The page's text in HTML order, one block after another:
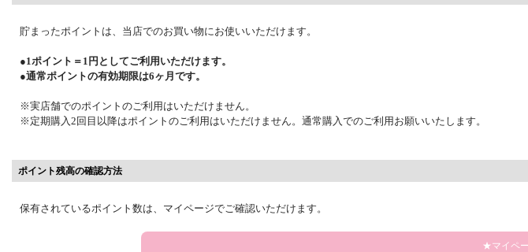
貯まったポイントは、当店でのお買い物にお使いいただけます。
●1ポイント＝1円としてご利用いただけます。
●通常ポイントの有効期限は6ヶ月です。
※実店舗でのポイントのご利用はいただけません。
※定期購入2回目以降はポイントのご利用はいただけません。通常購入でのご利用お願いいたします。
ポイント残高の確認方法
保有されているポイント数は、マイページでご確認いただけます。
★マイペ